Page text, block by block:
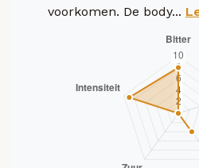
voorkomen. De body...